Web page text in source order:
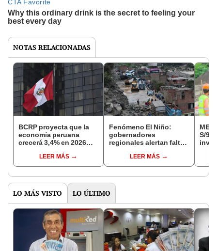
NOTAS RELACIONADAS
BCRP proyecta que la
economía peruana
crecerá 3,4% en 2026
LEER MÁS
Fenómeno El Niño:
gobernadores
regionales alertan falta
crédito suplementario
LEER MÁS
MEF
S/
LO MÁS VISTO LO ÚLTIMO